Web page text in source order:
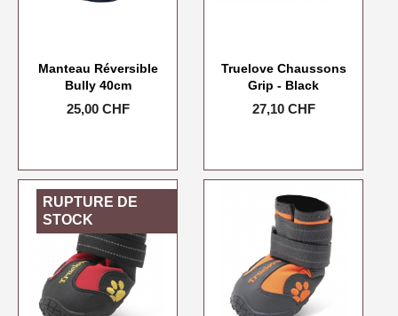
Manteau Réversible
Bully 40cm
Prix
25,00 CHF
Truelove Chaussons
Grip - Black
Prix
27,10 CHF
RUPTURE DE
STOCK